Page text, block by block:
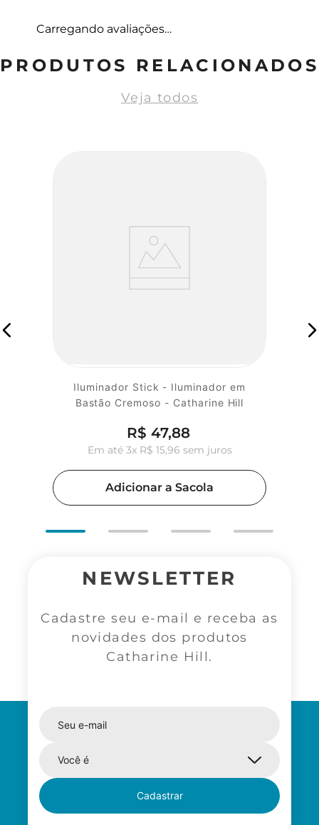
Carregando avaliações…
PRODUTOS RELACIONADOS
Veja todos
Iluminador Stick - Iluminador em
Bastão Cremoso - Catharine Hill
R$ 47,88
Em até 3x R$ 15,96 sem juros
Adicionar a Sacola
NEWSLETTER
Cadastre seu e-mail e receba as
novidades dos produtos
Catharine Hill.
Cadastrar